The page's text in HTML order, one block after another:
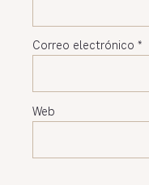
Correo electrónico *
Web